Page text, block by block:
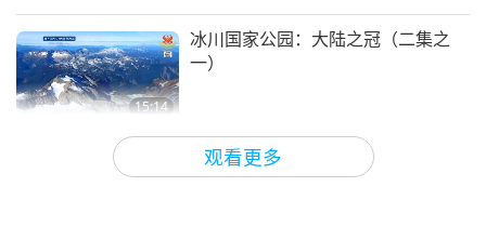
观看更多
15:14
冰川国家公园：大陆之冠（二集之
一）
2021-10-29